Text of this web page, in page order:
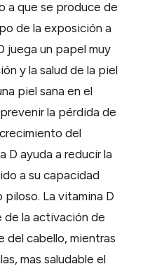
a que se produce de
de la exposición a
juega un papel muy
y la salud de la piel
piel sana en el
la pérdida de
del
D ayuda a reducir la
a su capacidad
piloso. La vitamina D
de la activación de
del cabello, mientras
mas saludable el